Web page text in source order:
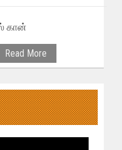
கான்
Read More